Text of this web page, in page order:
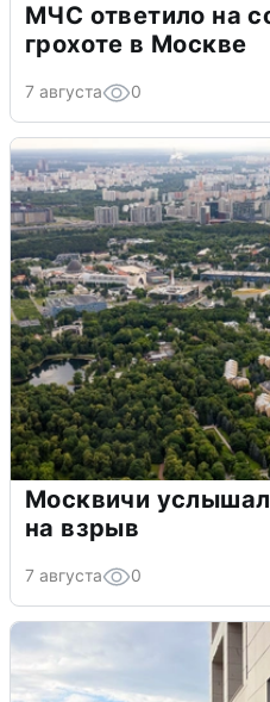
МЧС ответило на
грохоте в Москве
7 августа 0
Москвичи
на взрыв
7 августа 0